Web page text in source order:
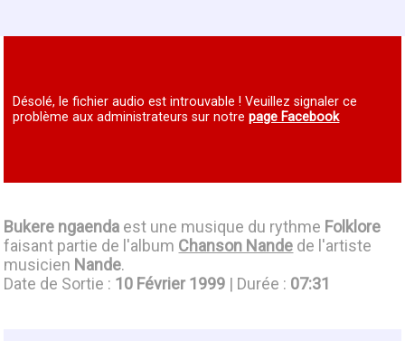
Désolé, le fichier audio est introuvable ! Veuillez signaler ce
problème aux administrateurs sur notrepage Facebook
Bukere ngaenda est une musique du rythme Folklore
faisant partie de l'album Chanson Nande de l'artiste
musicien Nande.
Date de Sortie : 10 Février 1999 | Durée : 07:31